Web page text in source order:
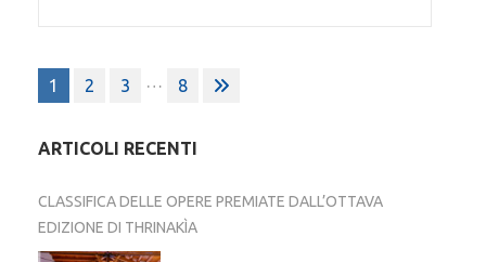
Paginazione
articoli
1 2 3 … 8
ARTICOLI RECENTI
CLASSIFICA DELLE OPERE PREMIATE DALL’OTTAVA
EDIZIONE DI THRINAKÌA